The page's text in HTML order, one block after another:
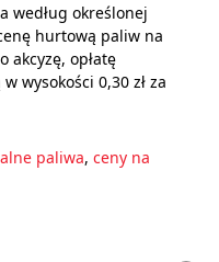
według określonej
hurtową paliw na
akcyzę, opłatę
wysokości 0,30 zł za
paliwa, ceny na